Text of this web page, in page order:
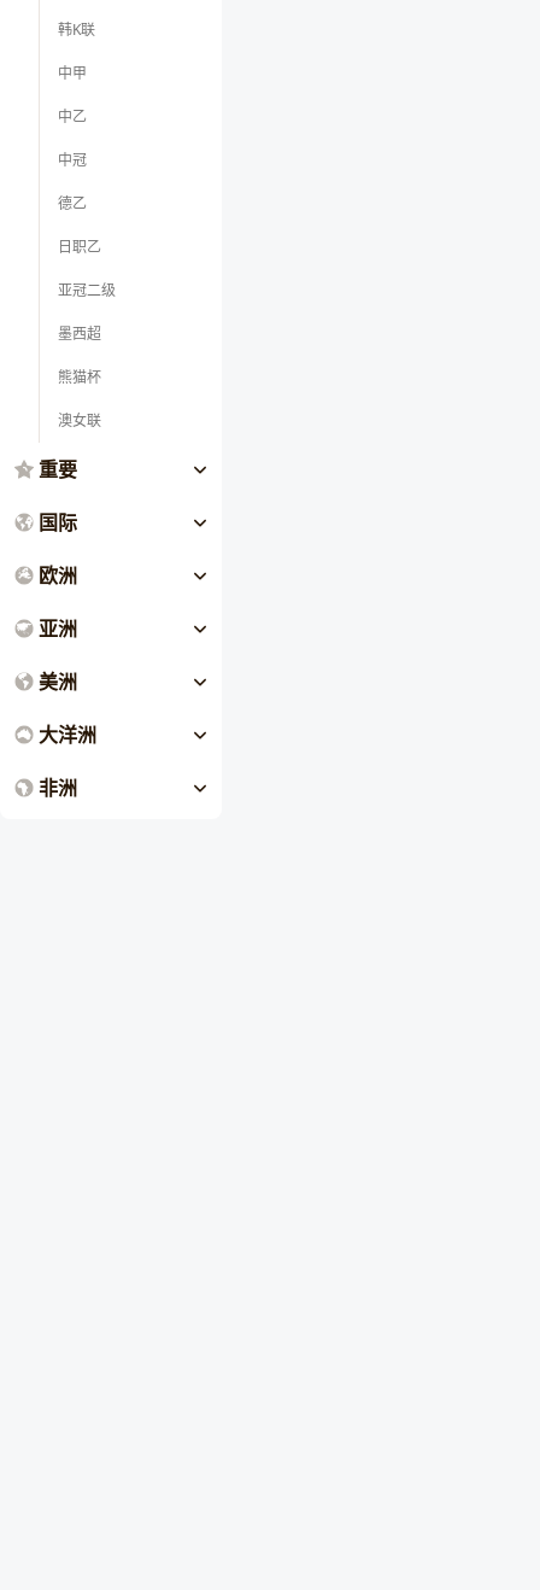
韩K联
中甲
中乙
中冠
德乙
日职乙
亚冠二级
墨西超
熊猫杯
澳女联
重要
国际
欧洲
亚洲
美洲
大洋洲
非洲